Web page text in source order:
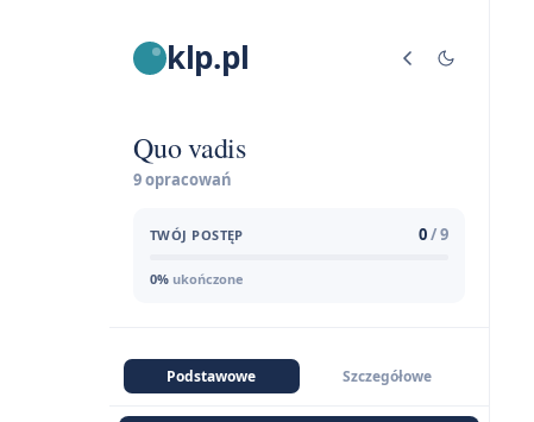
klp.pl
Quo vadis
9 opracowań
TWÓJ POSTĘP 0/ 9
0% ukończone
Podstawowe Szczegółowe